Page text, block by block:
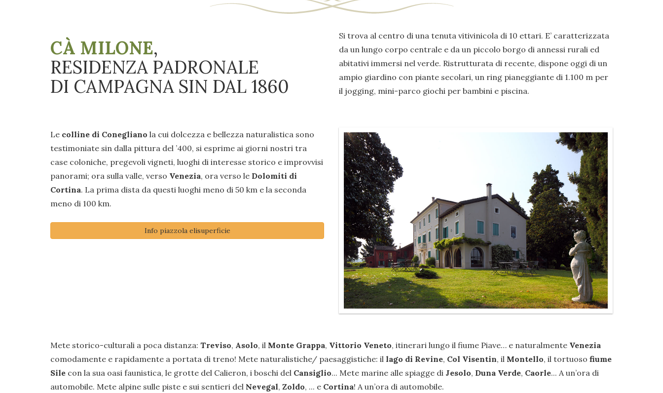
CÀ MILONE,
RESIDENZA PADRONALE
DI CAMPAGNA SIN DAL 1860
Si trova al centro di una tenuta vitivinicola di 10 ettari. E’ caratterizzata
da un lungo corpo centrale e da un piccolo borgo di annessi rurali ed
abitativi immersi nel verde. Ristrutturata di recente, dispone oggi di un
ampio giardino con piante secolari, un ring pianeggiante di 1.100 m per
il jogging, mini-parco giochi per bambini e piscina.
Le colline di Conegliano la cui dolcezza e bellezza naturalistica sono
testimoniate sin dalla pittura del ’400, si esprime ai giorni nostri tra
case coloniche, pregevoli vigneti, luoghi di interesse storico e improvvisi
panorami; ora sulla valle, verso Venezia, ora verso le Dolomiti di
Cortina. La prima dista da questi luoghi meno di 50 km e la seconda
meno di 100 km.
Info piazzola elisuperficie
Mete storico-culturali a poca distanza: Treviso, Asolo, il Monte Grappa, Vittorio Veneto, itinerari lungo il fiume Piave… e naturalmente Venezia
comodamente e rapidamente a portata di treno! Mete naturalistiche/ paesaggistiche: il lago di Revine, Col Visentin, il Montello, il tortuoso fiume
Sile con la sua oasi faunistica, le grotte del Calieron, i boschi del Cansiglio... Mete marine alle spiagge di Jesolo, Duna Verde, Caorle... A un’ora di
automobile. Mete alpine sulle piste e sui sentieri del Nevegal, Zoldo, ... e Cortina! A un’ora di automobile.